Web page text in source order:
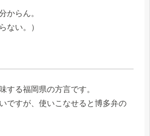
からん。
ない。）
する福岡県の方言です。
ですが、使いこなせると博多弁の